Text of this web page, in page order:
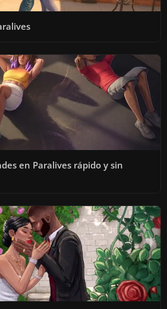
en Paralives rápido y sin